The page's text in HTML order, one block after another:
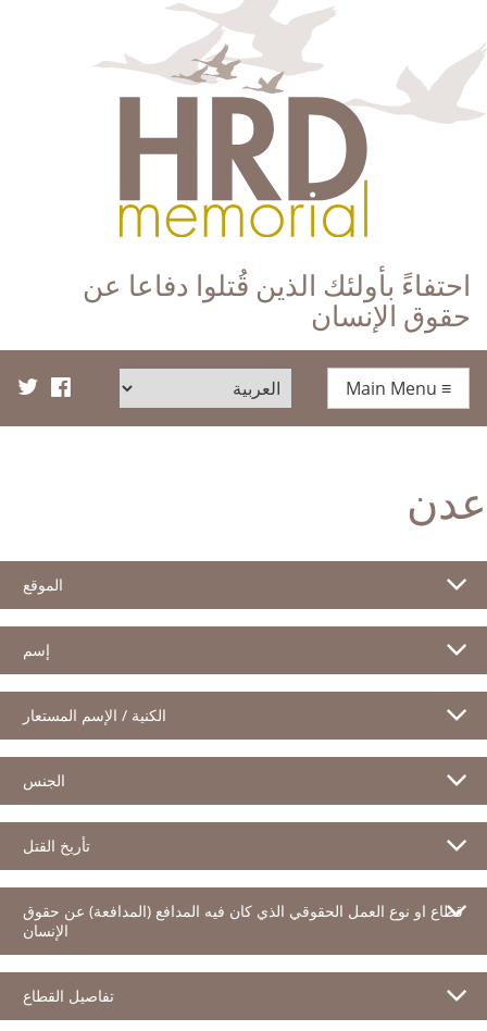
HRD Memorial – العَرَبِيَّة‎‎
احتفاءً بأولئك الذين قُتلوا دفاعا عن
حقوق الإنسان
≡
عدن
الموقع
إسم
الكنية / الإسم المستعار
الجنس
تأريخ القتل
قطاع او نوع العمل الحقوقي الذي كان فيه المدافع (المدافعة) عن حقوق
الإنسان
تفاصيل القطاع